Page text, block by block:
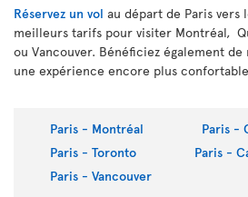
Réservez un vol au départ de Paris vers
meilleurs tarifs pour visiter Montréal,
ou Vancouver. Bénéficiez également de
une expérience encore plus
Paris - Montréal
Paris -
Paris - Toronto
Paris -
Paris - Vancouver